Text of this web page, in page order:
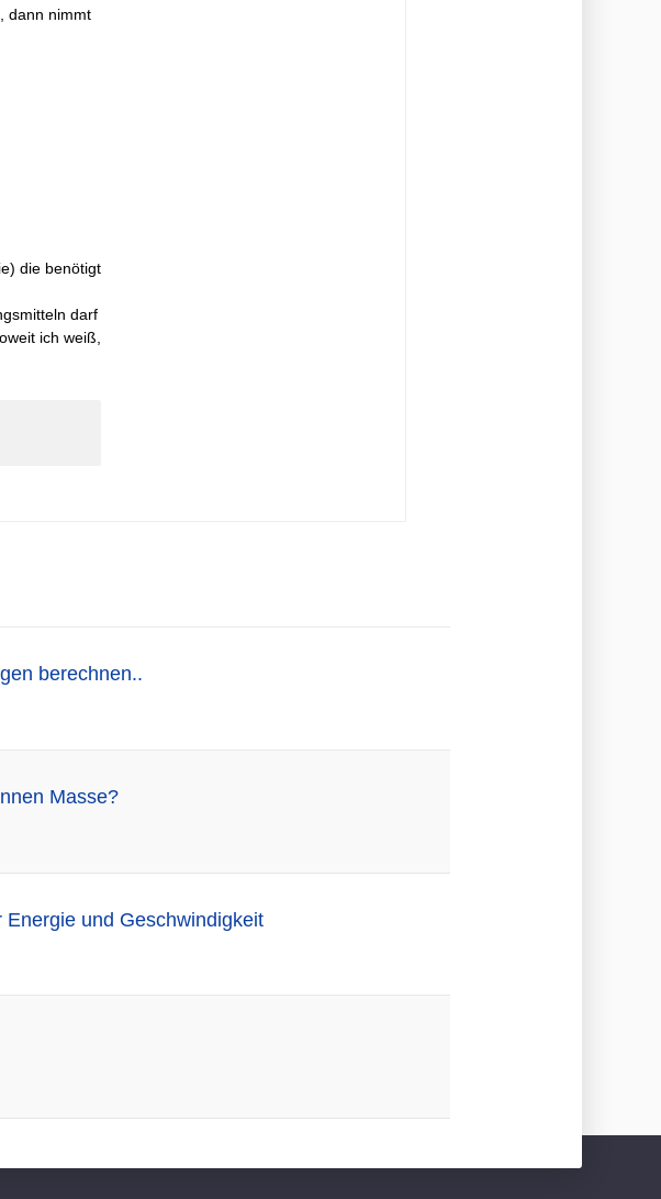
dann nimmt
die benötigt
darf
ich weiß,
berechnen..
Masse?
und Geschwindigkeit